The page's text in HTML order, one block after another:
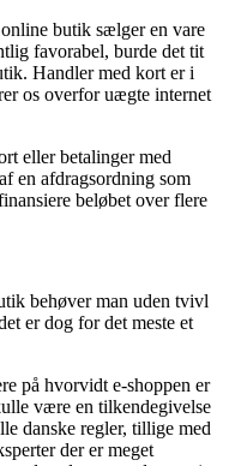
butik sælger en vare
favorabel, burde det tit
Handler med kort er i
os overfor uægte internet
eller betalinger med
en afdragsordning som
beløbet over flere
behøver man uden tvivl
er dog for det meste et
på hvorvidt e-shoppen er
være en tilkendegivelse
danske regler, tillige med
der er meget